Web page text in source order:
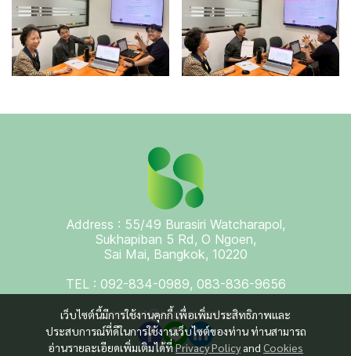
เว็บไซต์นี้มีการใช้งานคุกกี้ เพื่อเพิ่มประสิทธิภาพและ
ประสบการณ์ที่ดีในการใช้งานเว็บไซต์ของท่าน ท่านสามารถ
อ่านรายละเอียดเพิ่มเติมได้ที่Privacy Policy and Cookies
Address : 55/49 Burasiri Watcharapol,
Sukhapiban 5 Rd, O Ngoen,
Sai Mai, Bangkok, 10220
TEL : 092-834-0989, 083-836-9656
contact@esgprothai.com